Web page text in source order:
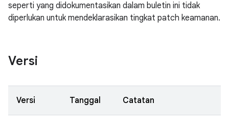
seperti yang didokumentasikan dalam buletin ini tidak
diperlukan untuk mendeklarasikan tingkat patch keamanan.
Versi
Versi Tanggal Catatan